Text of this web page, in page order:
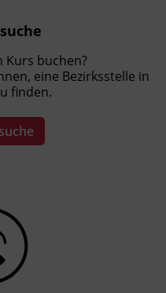
Kurs buchen?
eine Bezirksstelle in
finden.